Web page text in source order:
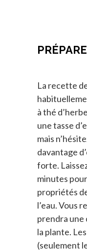
La recette
à thé
une tasse
mais
davantage
forte.
minutes
propriétés
l’eau. Vous
prendra une
la plante.
(seulement